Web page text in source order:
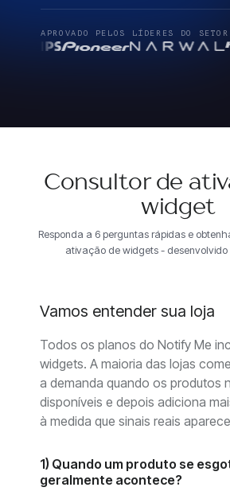
APROVADO PELOS LÍDERES DO SETOR
Consultor de
widget
Responda a 6 perguntas rápidas e
ativação de widgets - desenvolvido
Vamos entender sua loja
Todos os planos do Notify Me
widgets. A maioria das lojas
a demanda quando os produtos
disponíveis e depois adiciona
à medida que sinais reais
1) Quando um produto se
geralmente acontece?